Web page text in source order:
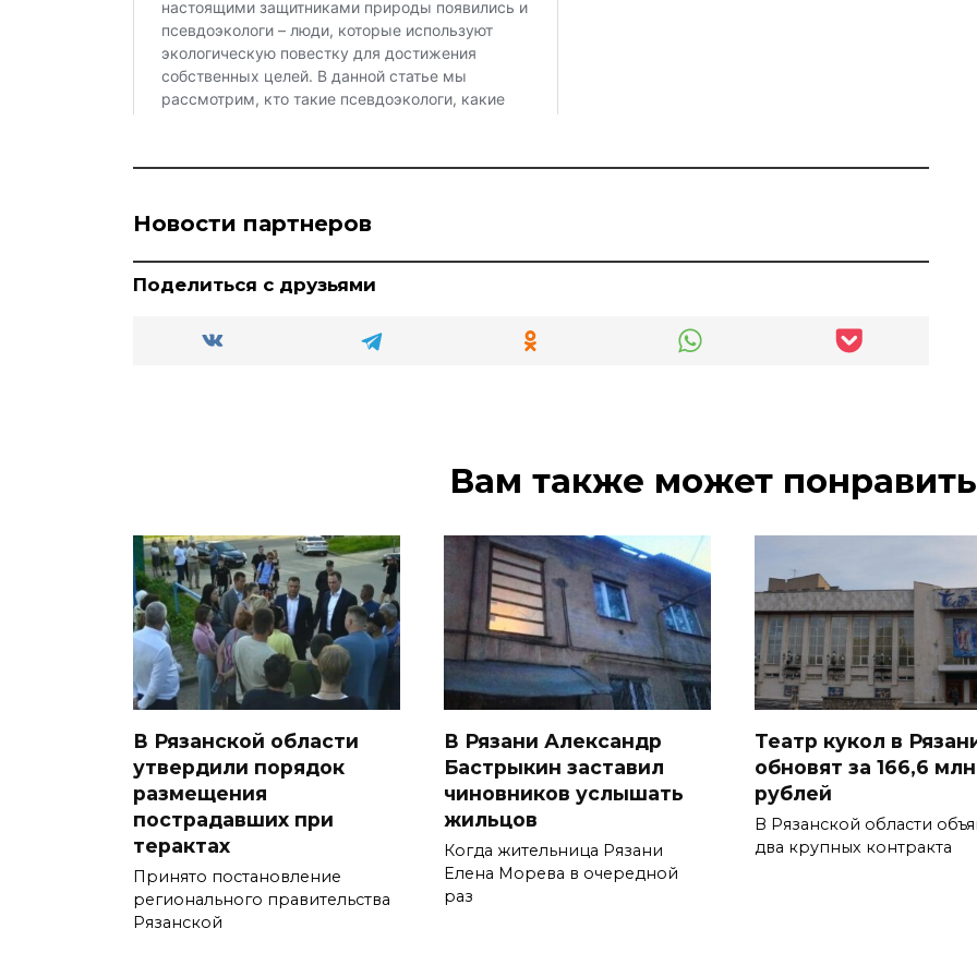
Новости партнеров
Поделиться с друзьями
Вам также может
В Рязанской области
утвердили порядок
размещения
пострадавших при
терактах
Принято постановление
регионального правительства
Рязанской
В Рязани Александр
Бастрыкин заставил
чиновников услышать
жильцов
Когда жительница Рязани
Елена Морева в очередной
раз
Театр кукол в
обновят за 166,6 млн
рублей
В Рязанской области
два крупных контракта